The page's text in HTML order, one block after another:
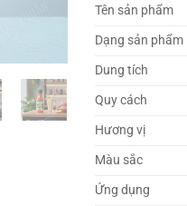
Tên sản phẩm
Dạng sản phẩm
Dung tích
Quy cách
Hương vị
Màu sắc
Ứng dụng